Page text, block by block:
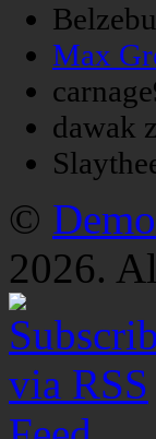
Max
dawak
©
2026.